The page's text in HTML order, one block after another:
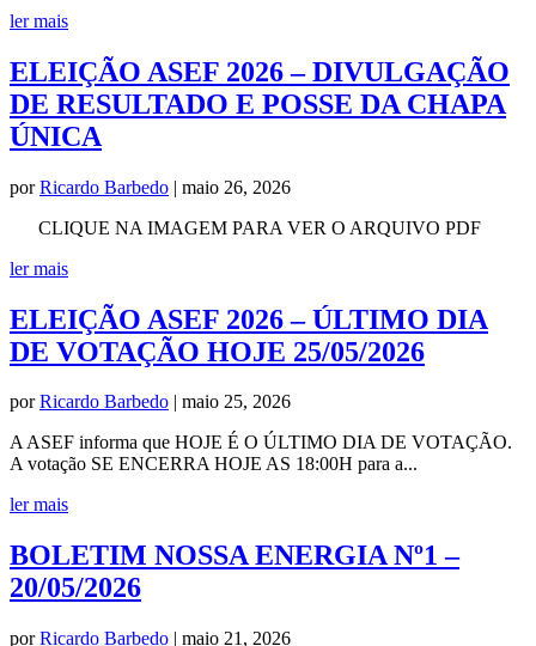
ler mais
ELEIÇÃO ASEF 2026 – DIVULGAÇÃO
DE RESULTADO E POSSE DA CHAPA
ÚNICA
porRicardo Barbedo | maio 26, 2026
CLIQUE NA IMAGEM PARA VER O ARQUIVO PDF
ler mais
ELEIÇÃO ASEF 2026 – ÚLTIMO DIA
DE VOTAÇÃO HOJE 25/05/2026
porRicardo Barbedo | maio 25, 2026
A ASEF informa que HOJE É O ÚLTIMO DIA DE VOTAÇÃO.
A votação SE ENCERRA HOJE AS 18:00H para a...
ler mais
BOLETIM NOSSA ENERGIA Nº1 –
20/05/2026
porRicardo Barbedo | maio 21, 2026